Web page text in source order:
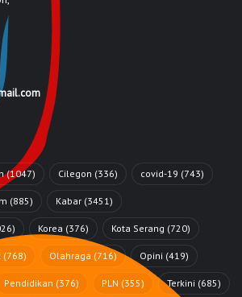
(1047) Cilegon (336) covid-19 (743)
(885) Kabar (3451)
Korea (376) Kota Serang (720)
(768) Olahraga (716) Opini (419)
Pendidikan (376) PLN (355) Terkini (685)